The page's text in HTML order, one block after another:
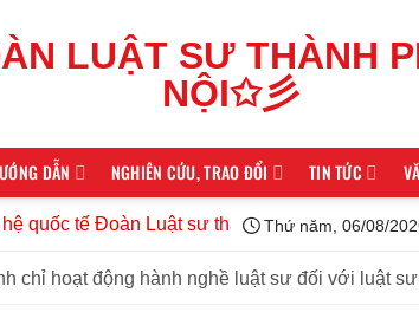
DẪN NGHIÊN CỨU, TRAO ĐỔI TIN TỨC
tế Đoàn Luật sư thành phố Hà Nội kiện
Thứ năm, 06/08/
chỉ hoạt động hành nghề luật sư đối với luật